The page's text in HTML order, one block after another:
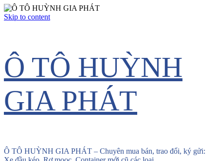
Skip to content
Ô TÔ HUỲNH
GIA PHÁT
Ô TÔ HUỲNH GIA PHÁT – Chuyên mua bán, trao đổi, ký gửi: